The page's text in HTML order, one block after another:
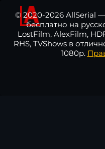
© 2020-2026 AllSerial
бесплатно на
LostFilm, AlexFilm,
RHS, TVShows в
1080p.